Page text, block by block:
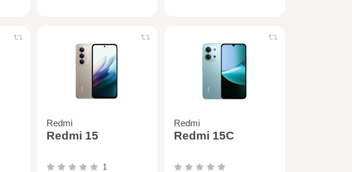
Redmi
Redmi 15
1
Redmi
Redmi 15C